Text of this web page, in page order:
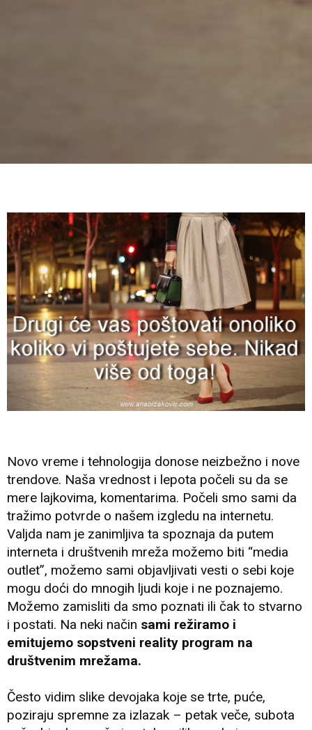
Novo vreme i tehnologija donose neizbežno i nove
trendove. Naša vrednost i lepota počeli su da se
mere lajkovima, komentarima. Počeli smo sami da
tražimo potvrde o našem izgledu na internetu.
Valjda nam je zanimljiva ta spoznaja da putem
interneta i društvenih mreža možemo biti “media
outlet”, možemo sami objavljivati vesti o sebi koje
mogu doći do mnogih ljudi koje i ne poznajemo.
Možemo zamisliti da smo poznati ili čak to stvarno
i postati. Na neki način sami režiramo i
emitujemo sopstveni reality program na
društvenim mrežama.
Često vidim slike devojaka koje se trte, puće,
poziraju spremne za izlazak – petak veče, subota